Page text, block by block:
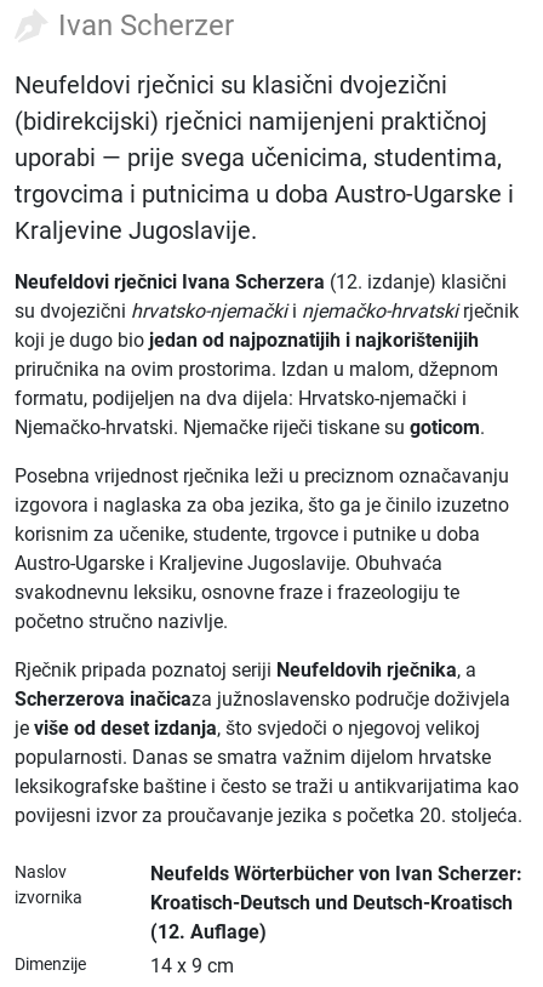
Ivan Scherzer
Neufeldovi rječnici su klasični dvojezični
(bidirekcijski) rječnici namijenjeni praktičnoj
uporabi — prije svega učenicima, studentima,
trgovcima i putnicima u doba Austro-Ugarske i
Kraljevine Jugoslavije.
Neufeldovi rječnici Ivana Scherzera (12. izdanje) klasični
su dvojezični hrvatsko-njemačkii njemačko-hrvatskirječnik
koji je dugo bio jedan od najpoznatijih i najkorištenijih
priručnika na ovim prostorima. Izdan u malom, džepnom
formatu, podijeljen na dva dijela: Hrvatsko-njemački i
Njemačko-hrvatski. Njemačke riječi tiskane su goticom.
Posebna vrijednost rječnika leži u preciznom označavanju
izgovora i naglaska za oba jezika, što ga je činilo izuzetno
korisnim za učenike, studente, trgovce i putnike u doba
Austro-Ugarske i Kraljevine Jugoslavije. Obuhvaća
svakodnevnu leksiku, osnovne fraze i frazeologiju te
početno stručno nazivlje.
Rječnik pripada poznatoj seriji Neufeldovih rječnika, a
Scherzerova inačicaza južnoslavensko područje doživjela
je više od deset izdanja, što svjedoči o njegovoj velikoj
popularnosti. Danas se smatra važnim dijelom hrvatske
leksikografske baštine i često se traži u antikvarijatima kao
povijesni izvor za proučavanje jezika s početka 20. stoljeća.
Naslov
izvornika
Neufelds Wörterbücher von Ivan Scherzer:
Kroatisch-Deutsch und Deutsch-Kroatisch
(12. Auflage)
Dimenzije 14 x 9 cm